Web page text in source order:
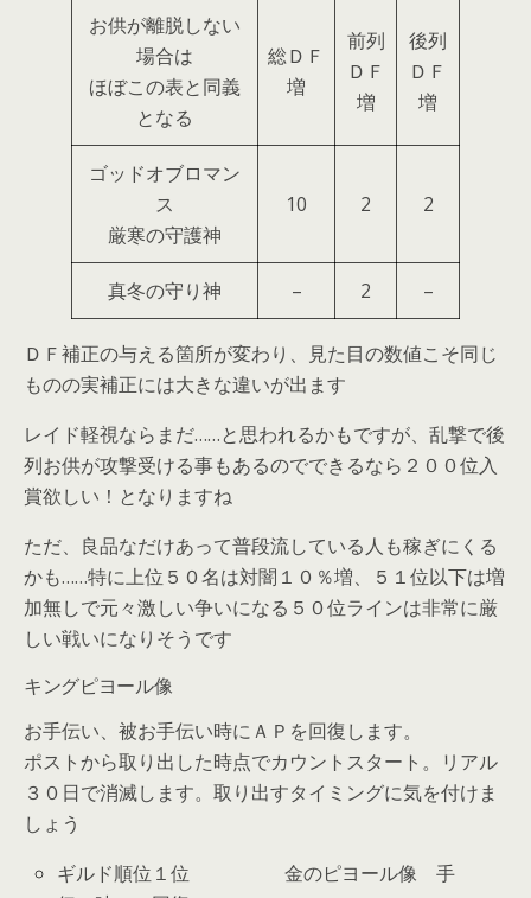
お供が離脱しない
場合は
ほぼこの表と同義
となる
総ＤＦ
増
前列
ＤＦ
増
後列
ＤＦ
増
ゴッドオブロマン
ス
厳寒の守護神
10 2 2
真冬の守り神 – 2 –
ＤＦ補正の与える箇所が変わり、見た目の数値こそ同じ
ものの実補正には大きな違いが出ます
レイド軽視ならまだ……と思われるかもですが、乱撃で後
列お供が攻撃受ける事もあるのでできるなら２００位入
賞欲しい！となりますね
ただ、良品なだけあって普段流している人も稼ぎにくる
かも……特に上位５０名は対闇１０％増、５１位以下は増
加無しで元々激しい争いになる５０位ラインは非常に厳
しい戦いになりそうです
キングピヨール像
お手伝い、被お手伝い時にＡＰを回復します。
ポストから取り出した時点でカウントスタート。リアル
３０日で消滅します。取り出すタイミングに気を付けま
しょう
ギルド順位１位 金のピヨール像 手